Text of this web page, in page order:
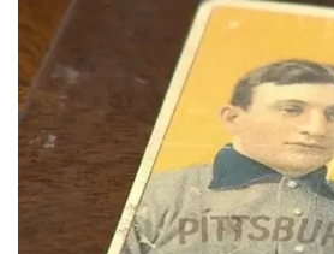
अवनी बागरोला AUTHOR
अवनी बागरोला टाइम्स नाउ नवभारत
राइटर के रूप में कार्यरत हैं। फैशन, ब्यूटी,
जीवनशैली से जुड़े कंटेंट पर उनकी मजबूत
ऑडियंस के बीच खास पहचान दिलाती है।
यूज़र-फ्रेंडली है, जो पाठकों को तेजी से
समझने में मदद करती है। अब तक 2,500 से
क्रिएटिव अप्रोच, अपडेटेड नॉलेज और
हैं।
Follow Us: